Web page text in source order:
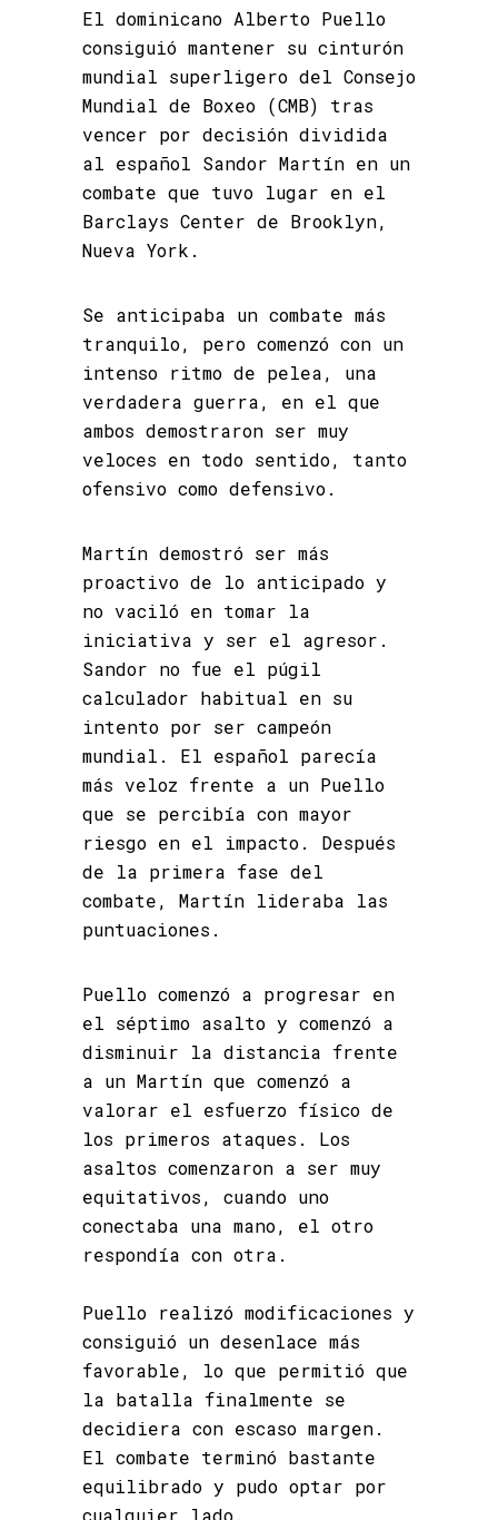
El dominicano Alberto Puello
consiguió mantener su cinturón
mundial superligero del Consejo
Mundial de Boxeo (CMB) tras
vencer por decisión dividida
al español Sandor Martín en un
combate que tuvo lugar en el
Barclays Center de Brooklyn,
Nueva York.
Se anticipaba un combate más
tranquilo, pero comenzó con un
intenso ritmo de pelea, una
verdadera guerra, en el que
ambos demostraron ser muy
veloces en todo sentido, tanto
ofensivo como defensivo.
Martín demostró ser más
proactivo de lo anticipado y
no vaciló en tomar la
iniciativa y ser el agresor.
Sandor no fue el púgil
calculador habitual en su
intento por ser campeón
mundial. El español parecía
más veloz frente a un Puello
que se percibía con mayor
riesgo en el impacto. Después
de la primera fase del
combate, Martín lideraba las
puntuaciones.
Puello comenzó a progresar en
el séptimo asalto y comenzó a
disminuir la distancia frente
a un Martín que comenzó a
valorar el esfuerzo físico de
los primeros ataques. Los
asaltos comenzaron a ser muy
equitativos, cuando uno
conectaba una mano, el otro
respondía con otra.
Puello realizó modificaciones y
consiguió un desenlace más
favorable, lo que permitió que
la batalla finalmente se
decidiera con escaso margen.
El combate terminó bastante
equilibrado y pudo optar por
cualquier lado.